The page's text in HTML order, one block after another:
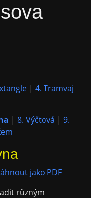
| 4. Tramvaj
| 8. Výčtová | 9.
jako PDF
různým